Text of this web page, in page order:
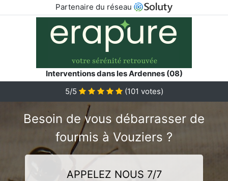
Partenaire du réseau
Interventions dans les Ardennes (08)
5/5 (101 votes)
Besoin de vous débarrasser de
fourmis à Vouziers ?
APPELEZ NOUS 7/7